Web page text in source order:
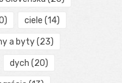
ciele (14)
a byty(23)
dych (20)